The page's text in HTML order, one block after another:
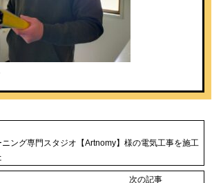
ニング専門スタジオ【Artnomy】様の電気工事を施工
次の記事